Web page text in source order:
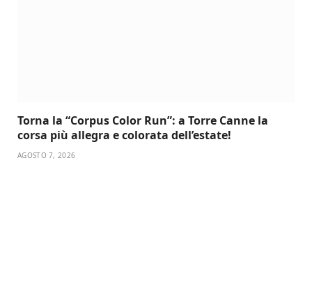
Torna la “Corpus Color Run”: a Torre Canne la
corsa più allegra e colorata dell’estate!
AGOSTO 7, 2026